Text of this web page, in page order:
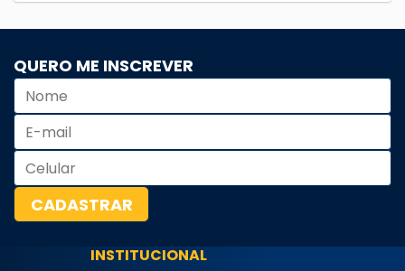
QUERO ME INSCREVER
INSTITUCIONAL